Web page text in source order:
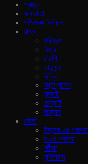
প্রচ্ছদ
কলকাতা
পশ্চিমবঙ্গ নির্বাচন
রাজ‍্য
পচিমবন্গ
বিহার
ইউপি
ঝাড়খন্ড
দিল্লি
মধ্যপ্রদেশ
মুম্বাই
চেন্নাই
অন্যান
জেলা
উত্তর ২৪ পরগনা
দঃ২৪ পরগনা
নদীয়া
মুর্শিদাবাদ